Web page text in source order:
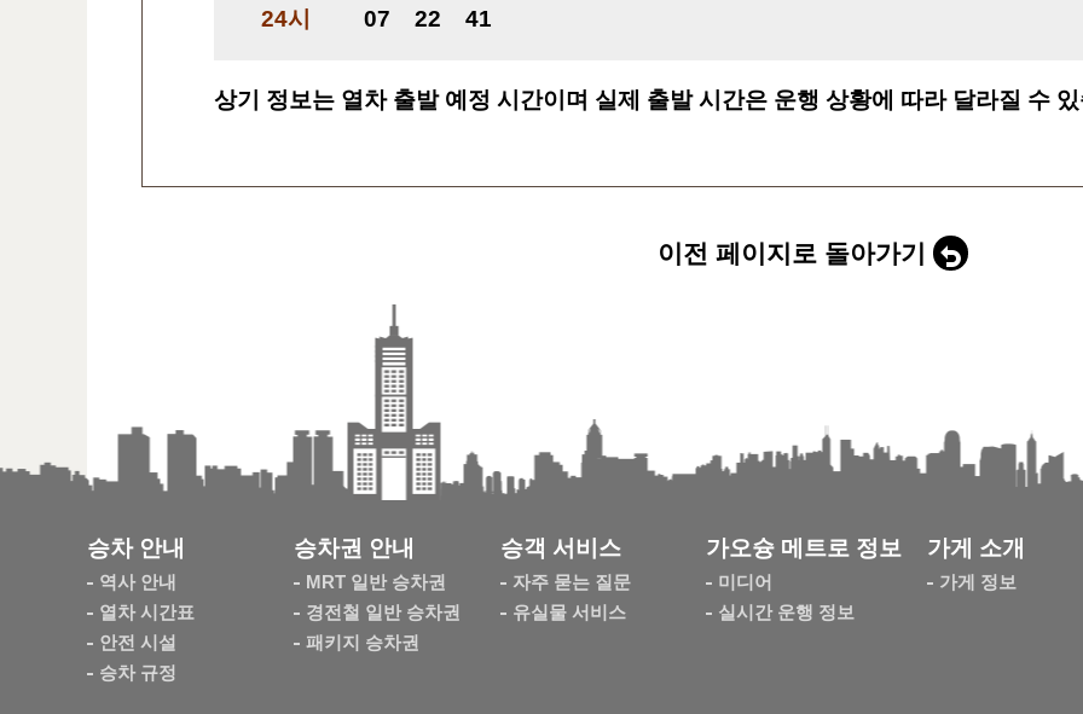
24시 07 22 41
상기 정보는 열차 출발 예정 시간이며 실제 출발 시간은 운행 상황에 따라 달라질 수
이전 페이지로 돌아가기
승차 안내
역사 안내
열차 시간표
안전 시설
승차 규정
승차권 안내
MRT 일반 승차권
경전철 일반 승차권
패키지 승차권
승객 서비스
자주 묻는 질문
유실물 서비스
가오슝 메트로 정보
미디어
실시간 운행 정보
가게 소개
가게 정보